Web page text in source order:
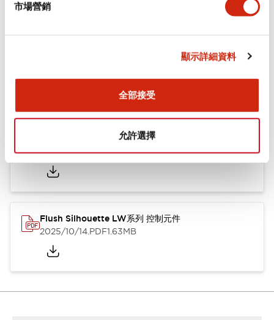
市場營銷
顯示詳細資料
全部接受
允許選擇
認證與標準
Flush Silhouette LW系列 控制元件 (英文版)
2025/09/19.PDF1.23MB
Flush Silhouette LW系列 控制元件
2025/10/14.PDF1.63MB